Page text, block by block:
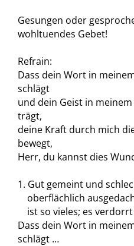
Gesungen oder
wohltuendes Gebet!
Refrain:
Dass dein Wort in
schlägt
und dein Geist in
trägt,
deine Kraft durch mich
bewegt,
Herr, du kannst dies
1. Gut gemeint und
oberflächlich
ist so vieles; es
Dass dein Wort in
schlägt …